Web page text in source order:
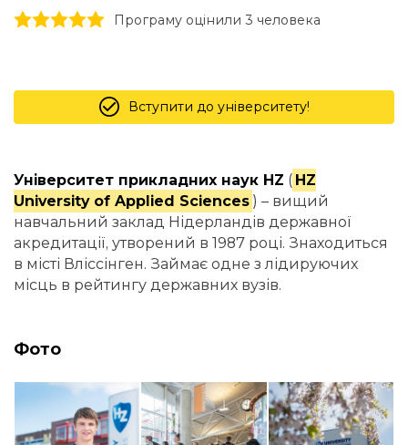
5 stars
4 stars
3 stars
2 stars
1 stars Програму оцінили 3 человекa
Вступити до університету!
Університет прикладних наук HZ ( HZ
University of Applied Sciences ) – вищий
навчальний заклад Нідерландів державної
акредитації, утворений в 1987 році. Знаходиться
в місті Вліссінген. Займає одне з лідируючих
місць в рейтингу державних вузів.
Фото